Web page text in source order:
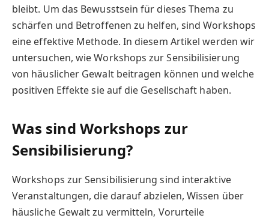
bleibt. Um das Bewusstsein für dieses Thema zu
schärfen und Betroffenen zu helfen, sind Workshops
eine effektive Methode. In diesem Artikel werden wir
untersuchen, wie Workshops zur Sensibilisierung
von häuslicher Gewalt beitragen können und welche
positiven Effekte sie auf die Gesellschaft haben.
Was sind Workshops zur
Sensibilisierung?
Workshops zur Sensibilisierung sind interaktive
Veranstaltungen, die darauf abzielen, Wissen über
häusliche Gewalt zu vermitteln, Vorurteile